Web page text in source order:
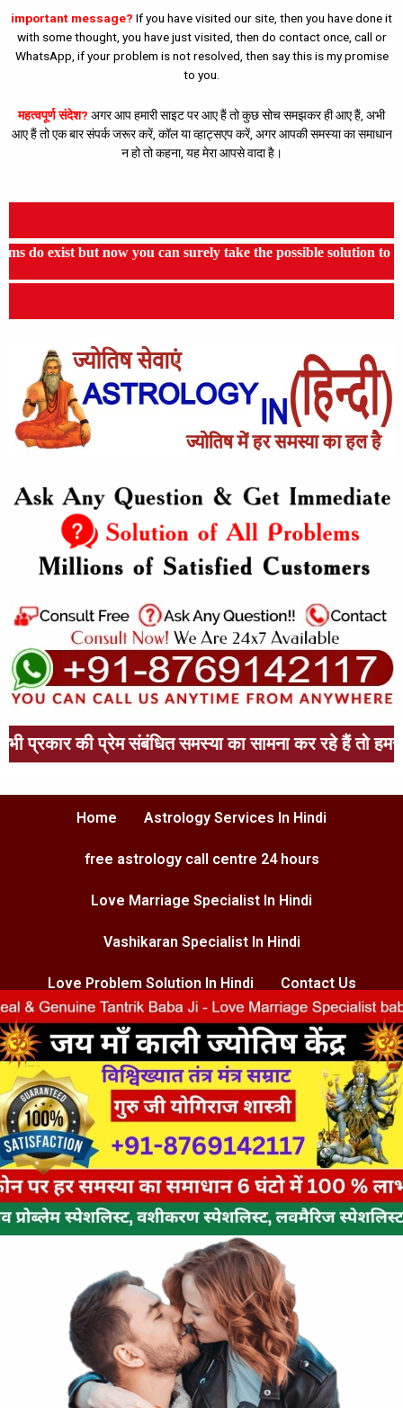
content
important message? If you have visited our site, then you have done it
with some thought, you have just visited, then do contact once, call or
WhatsApp, if your problem is not resolved, then say this is my promise
to you.
महत्वपूर्ण संदेश? अगर आप हमारी साइट पर आए हैं तो कुछ सोच समझकर ही आए हैं, अभी
आए हैं तो एक बार संपर्क जरूर करें, कॉल या व्हाट्सएप करें, अगर आपकी समस्या का समाधान
न हो तो कहना, यह मेरा आपसे वादा है।
now you can surely take the possible solution to the problem,
प्रेम संबंधित समस्या का सामना कर रहे हैं तो हमसे संपर्क करें
Home Astrology Services In Hindi
free astrology call centre 24 hours
Love Marriage Specialist In Hindi
Vashikaran Specialist In Hindi
Love Problem Solution In Hindi Contact Us